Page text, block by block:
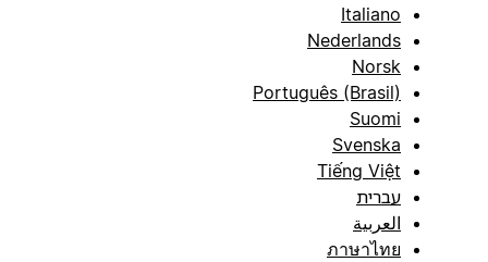
Italiano
Nederlands
Norsk
Português (Brasil)
Suomi
Svenska
Tiếng Việt
עברית
العربية
ภาษาไทย